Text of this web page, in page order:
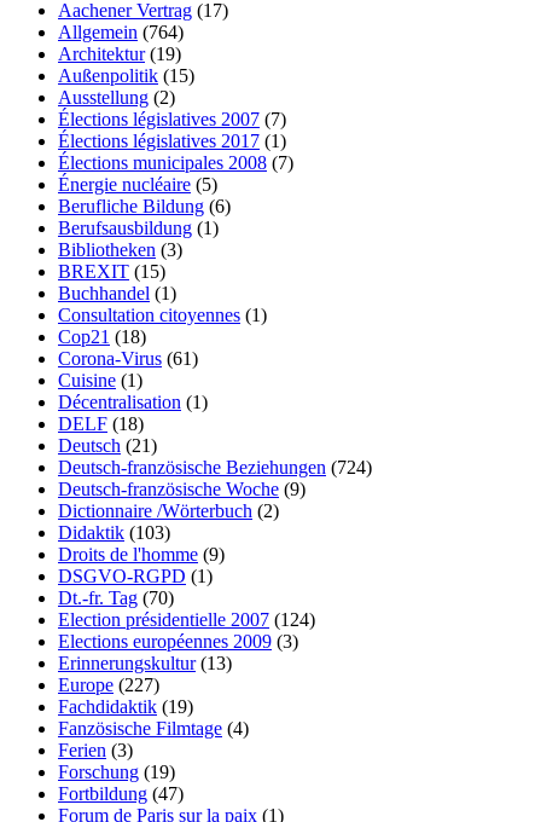
Aachener Vertrag (17)
Allgemein (764)
Architektur(19)
Außenpolitik (15)
Ausstellung (2)
Élections législatives 2007 (7)
Élections législatives 2017 (1)
Élections municipales 2008 (7)
Énergie nucléaire (5)
Berufliche Bildung (6)
Berufsausbildung (1)
Bibliotheken (3)
BREXIT (15)
Buchhandel (1)
Consultation citoyennes (1)
Cop21 (18)
Corona-Virus (61)
Cuisine (1)
Décentralisation (1)
DELF (18)
Deutsch (21)
Deutsch-französische Beziehungen (724)
Deutsch-französische Woche (9)
Dictionnaire /Wörterbuch (2)
Didaktik (103)
Droits de l'homme (9)
DSGVO-RGPD (1)
Dt.-fr. Tag (70)
Election présidentielle 2007 (124)
Elections européennes 2009 (3)
Erinnerungskultur(13)
Europe (227)
Fachdidaktik (19)
Fanzösische Filmtage (4)
Ferien (3)
Forschung (19)
Fortbildung (47)
Forum de Paris sur la paix (1)